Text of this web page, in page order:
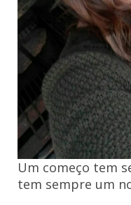
Um começo tem
tem sempre um